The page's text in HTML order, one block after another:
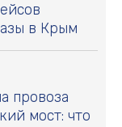
в Крым
провоза
мост: что